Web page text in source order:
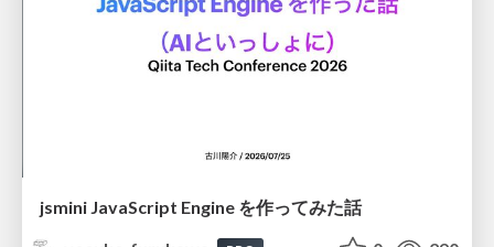
jsmini JavaScript Engine を作ってみた話